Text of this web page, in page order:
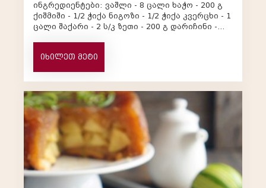
ინგრედიენტები: ვაშლი - 8 ცალი ხაჭო - 200 გ
ქიშმიში - 1/2 ჭიქა ნიგოზი - 1/2 ჭიქა კვერცხი - 1
ცალი შაქარი - 2 ს/კ ზეთი - 200 გ დარიჩინი -
იხილეთ მეტი